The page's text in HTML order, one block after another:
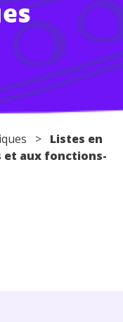
> Listes en
et aux fonctions-